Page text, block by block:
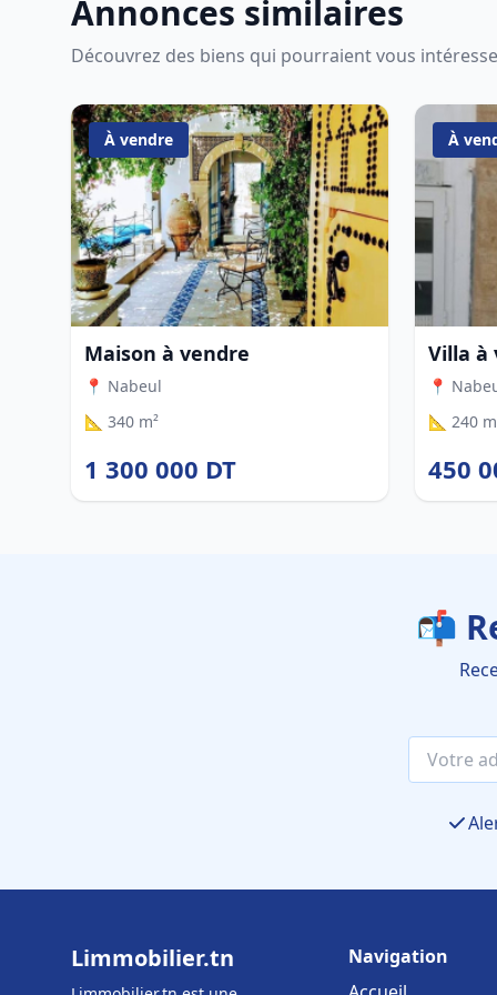
Annonces similaires
Découvrez des biens qui pourraient vous
À vendre
Maison à vendre
📍 Nabeul
📐 340 m²
1 300 000 DT
À
Villa à
📍
📐 240
450
📬
Limmobilier.tn
Navigation